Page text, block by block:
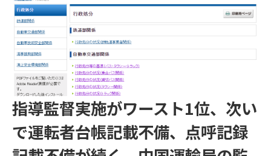
指導監督実施がワースト1位、次い
で運転者台帳記載不備、点呼記録